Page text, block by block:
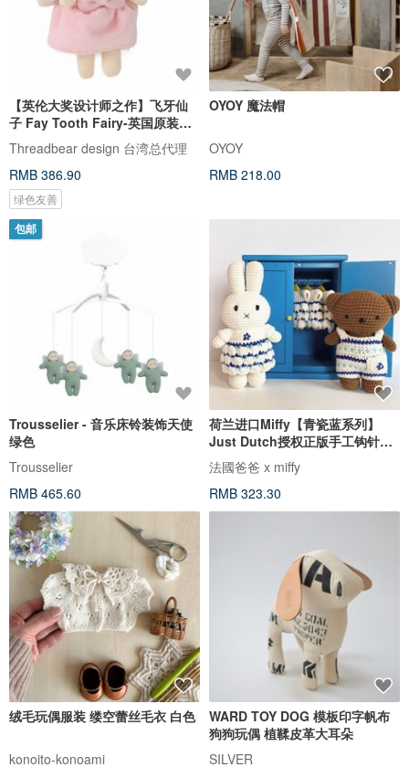
【英伦大奖设计师之作】飞牙仙
子 Fay Tooth Fairy-英国原装进
口
Threadbear design 台湾总代理
RMB 386.90
绿色友善
OYOY 魔法帽
OYOY
RMB 218.00
包邮
Trousselier - 音乐床铃装饰天使
绿色
Trousselier
RMB 465.60
荷兰进口Miffy【青瓷蓝系列】
Just Dutch授权正版手工钩针米
非兔
法國爸爸 x miffy
RMB 323.30
绒毛玩偶服装 缕空蕾丝毛衣 白色
konoito-konoami
WARD TOY DOG 模板印字帆布
狗狗玩偶 植鞣皮革大耳朵
SILVER